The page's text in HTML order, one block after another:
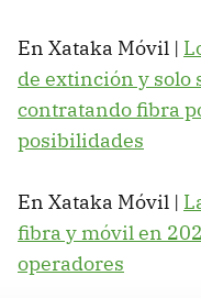
En Xataka Móvil |
de extinción y solo
contratando fibra
posibilidades
En Xataka Móvil |
fibra y móvil en
operadores